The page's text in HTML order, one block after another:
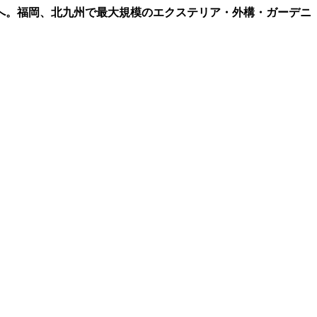
福岡、北九州で最大規模のエクステリア・外構・ガーデニ